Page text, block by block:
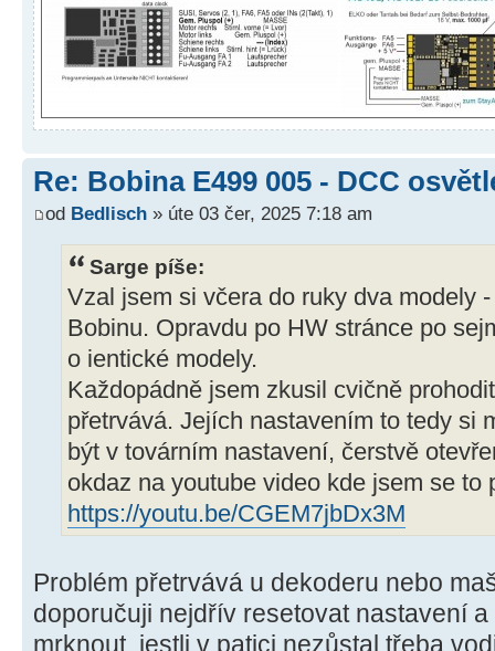
Re: Bobina E499 005 - DCC
od Bedlisch » úte 03 čer, 2025 7:18 am
Sarge píše:
Vzal jsem si včera do ruky dva modely
Bobinu. Opravdu po HW stránce po
o ientické modely.
Každopádně jsem zkusil cvičně
přetrvává. Jejích nastavením to tedy si
být v továrním nastavení, čerstvě
okdaz na youtube video kde jsem se to
https://youtu.be/CGEM7jbDx3M
Problém přetrvává u dekoderu nebo
doporučuji nejdřív resetovat nastavení
mrknout, jestli v patici nezůstal třeba